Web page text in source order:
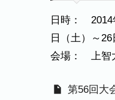
日時： 2014
日（土）～26
会場： 上智
第56回大